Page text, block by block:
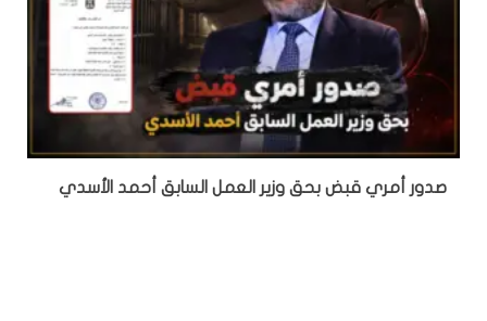
صدور أمري قبض بحق وزير العمل السابق أحمد الأسدي